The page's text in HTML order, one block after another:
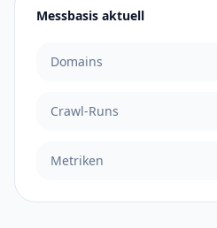
Messbasis aktuell
Domains
Crawl-Runs
Metriken